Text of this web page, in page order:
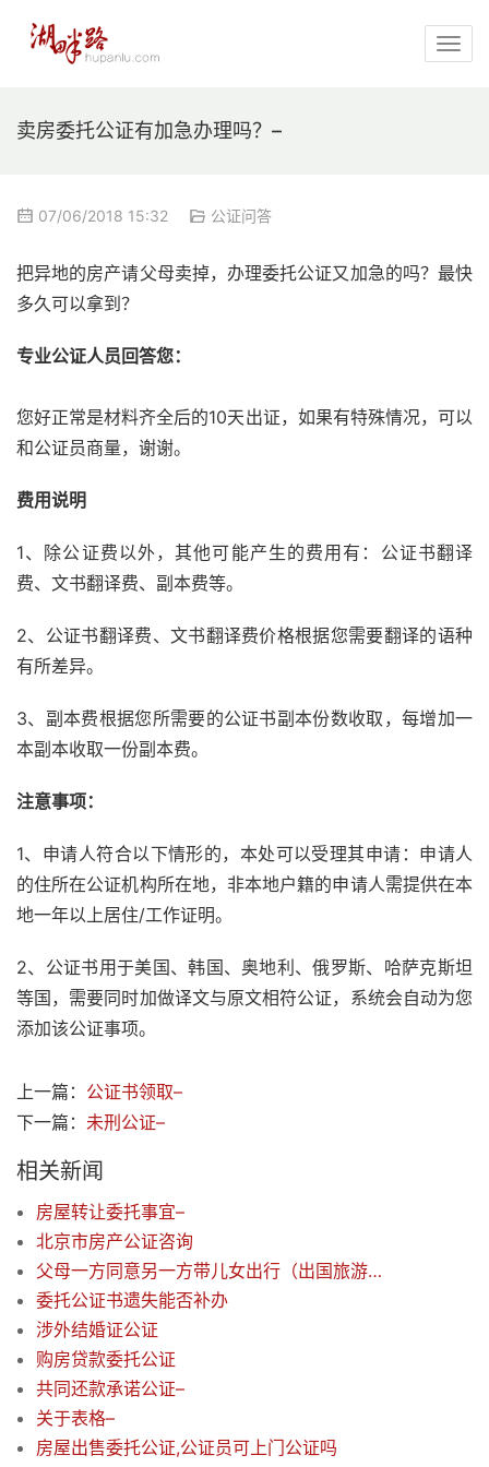
卖房委托公证有加急办理吗？–
07/06/2018 15:32 公证问答
把异地的房产请父母卖掉，办理委托公证又加急的吗？最快
多久可以拿到？
专业公证人员回答您：
您好正常是材料齐全后的10天出证，如果有特殊情况，可以
和公证员商量，谢谢。
费用说明
1、除公证费以外，其他可能产生的费用有：公证书翻译
费、文书翻译费、副本费等。
2、公证书翻译费、文书翻译费价格根据您需要翻译的语种
有所差异。
3、副本费根据您所需要的公证书副本份数收取，每增加一
本副本收取一份副本费。
注意事项：
1、申请人符合以下情形的，本处可以受理其申请：申请人
的住所在公证机构所在地，非本地户籍的申请人需提供在本
地一年以上居住/工作证明。
2、公证书用于美国、韩国、奥地利、俄罗斯、哈萨克斯坦
等国，需要同时加做译文与原文相符公证，系统会自动为您
添加该公证事项。
上一篇： 公证书领取–
下一篇： 未刑公证–
相关新闻
房屋转让委托事宜–
北京市房产公证咨询
父母一方同意另一方带儿女出行（出国旅游）同意书如何办理公证
委托公证书遗失能否补办
涉外结婚证公证
购房贷款委托公证
共同还款承诺公证–
关于表格–
房屋出售委托公证,公证员可上门公证吗